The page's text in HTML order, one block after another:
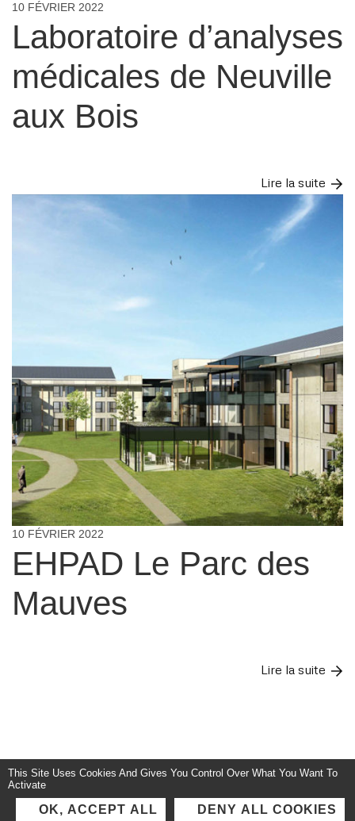
10 FÉVRIER 2022
Laboratoire d’analyses
médicales de Neuville
aux Bois
Lire la suite
10 FÉVRIER 2022
EHPAD Le Parc des
Mauves
Lire la suite
Copyright © 2025IL.AM architectes. Tous droits réservés.Mentions Légales-
Par l' Agence Z'
This Site Uses Cookies And Gives You Control Over What You Want To
Activate
OK, ACCEPT ALL DENY ALL COOKIES